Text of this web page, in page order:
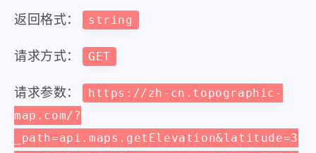
返回格式： string
请求方式： GET
请求参数：
https://zh-cn.topographic-
map.com/?
_path=api.maps.getElevation&latitude=3